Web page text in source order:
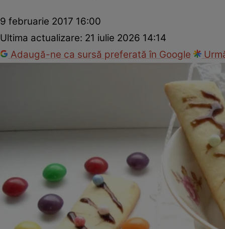
9 februarie 2017 16:00
Ultima actualizare: 21 iulie 2026 14:14
Adaugă-ne ca sursă preferată în Google